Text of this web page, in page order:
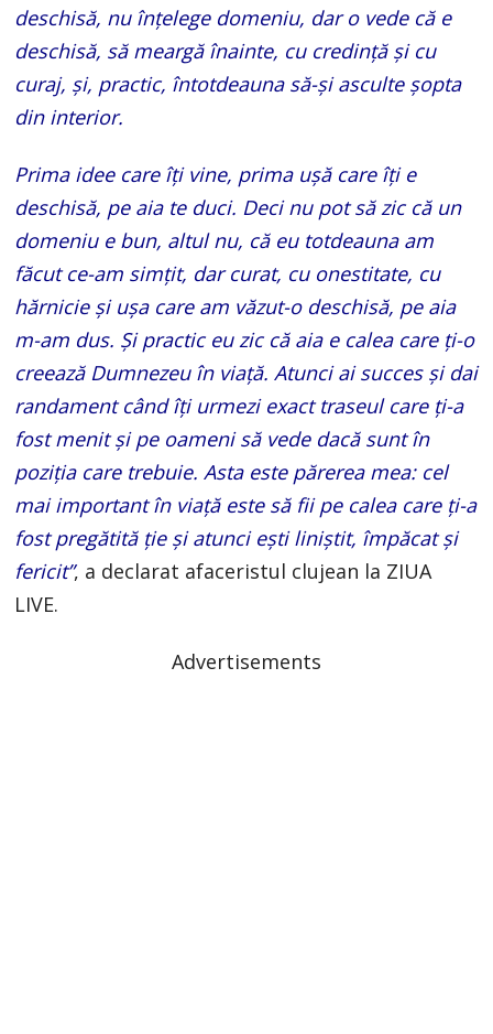
deschisă, nu înțelege domeniu, dar o vede că e
deschisă, să meargă înainte, cu credință și cu
curaj, și, practic, întotdeauna să-și asculte șopta
din interior.
Prima idee care îți vine, prima ușă care îți e
deschisă, pe aia te duci. Deci nu pot să zic că un
domeniu e bun, altul nu, că eu totdeauna am
făcut ce-am simțit, dar curat, cu onestitate, cu
hărnicie și ușa care am văzut-o deschisă, pe aia
m-am dus. Și practic eu zic că aia e calea care ți-o
creează Dumnezeu în viață. Atunci ai succes și dai
randament când îți urmezi exact traseul care ți-a
fost menit și pe oameni să vede dacă sunt în
poziția care trebuie. Asta este părerea mea: cel
mai important în viață este să fii pe calea care ți-a
fost pregătită ție și atunci ești liniștit, împăcat și
fericit”, a declarat afaceristul clujean la ZIUA
LIVE.
Advertisements